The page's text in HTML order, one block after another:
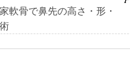
軟骨で鼻先の高さ・形・